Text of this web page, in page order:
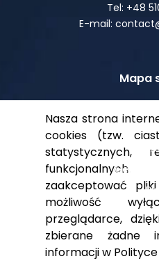
Tel: +48
E-mail:
Mapa
Nasza strona
cookies (tzw.
statystycznych,
zaakceptować
możliwość
przeglądarce,
zbierane żadne
informacji w